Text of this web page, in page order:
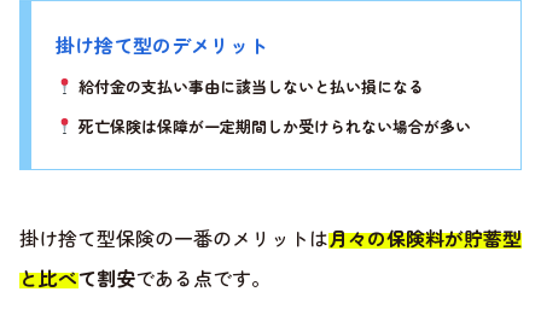
掛け捨て型のデメリット
給付金の支払い事由に該当しないと払い損になる
死亡保険は保障が一定期間しか受けられない場合が多い
掛け捨て型保険の一番のメリットは月々の保険料が貯蓄型
と比べて割安である点です。